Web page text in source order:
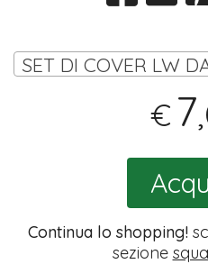
SET DI COVER LW
€ 7
Continua lo shopping!
sezione